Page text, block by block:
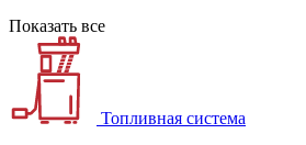
Показать все
Топливная система